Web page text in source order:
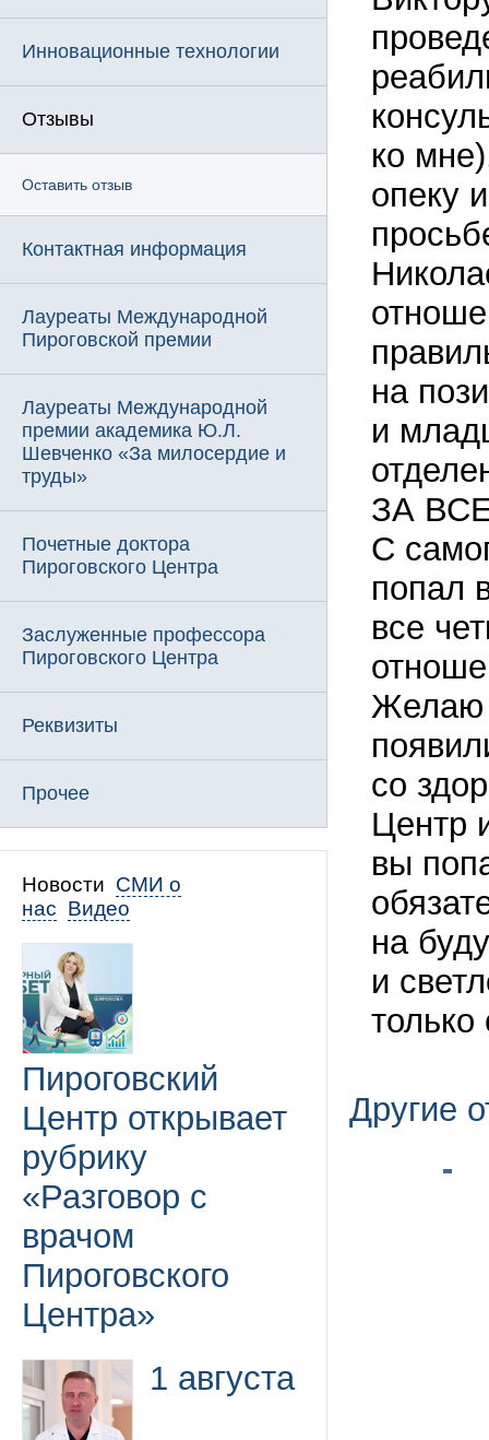
Инновационные технологии
Отзывы
Оставить отзыв
Контактная информация
Лауреаты Международной
Пироговской премии
Лауреаты Международной
премии академика Ю.Л.
Шевченко «За милосердие и
труды»
Почетные доктора
Пироговского Центра
Заслуженные профессора
Пироговского Центра
Реквизиты
Прочее
Новости СМИ о
нас Видео
Пироговский
Центр открывает
рубрику
«Разговор с
врачом
Пироговского
Центра»
1 августа
ко
опеку
на
и
ЗА
С
попал
все
Желаю
со
Центр
вы
на
и
только
Другие